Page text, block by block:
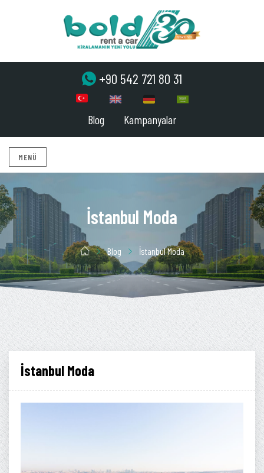
+90 542 721 80 31
Blog Kampanyalar
MENÜ
İstanbul Moda
Blog İstanbul Moda
İstanbul Moda